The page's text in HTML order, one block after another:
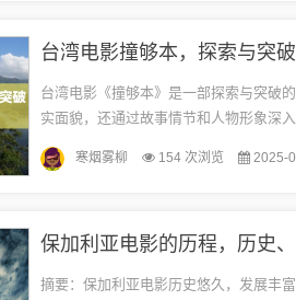
台湾电影撞够本，探索与突
台湾电影《撞够本》是一部探索与突破
实面貌，还通过故事情节和人物形象深
面临的困境与挑战。影片通过细腻的情
人...
寒烟雾柳 154 次浏览 2025-
保加利亚电影的历程，历史
摘要：保加利亚电影历史悠久，发展丰